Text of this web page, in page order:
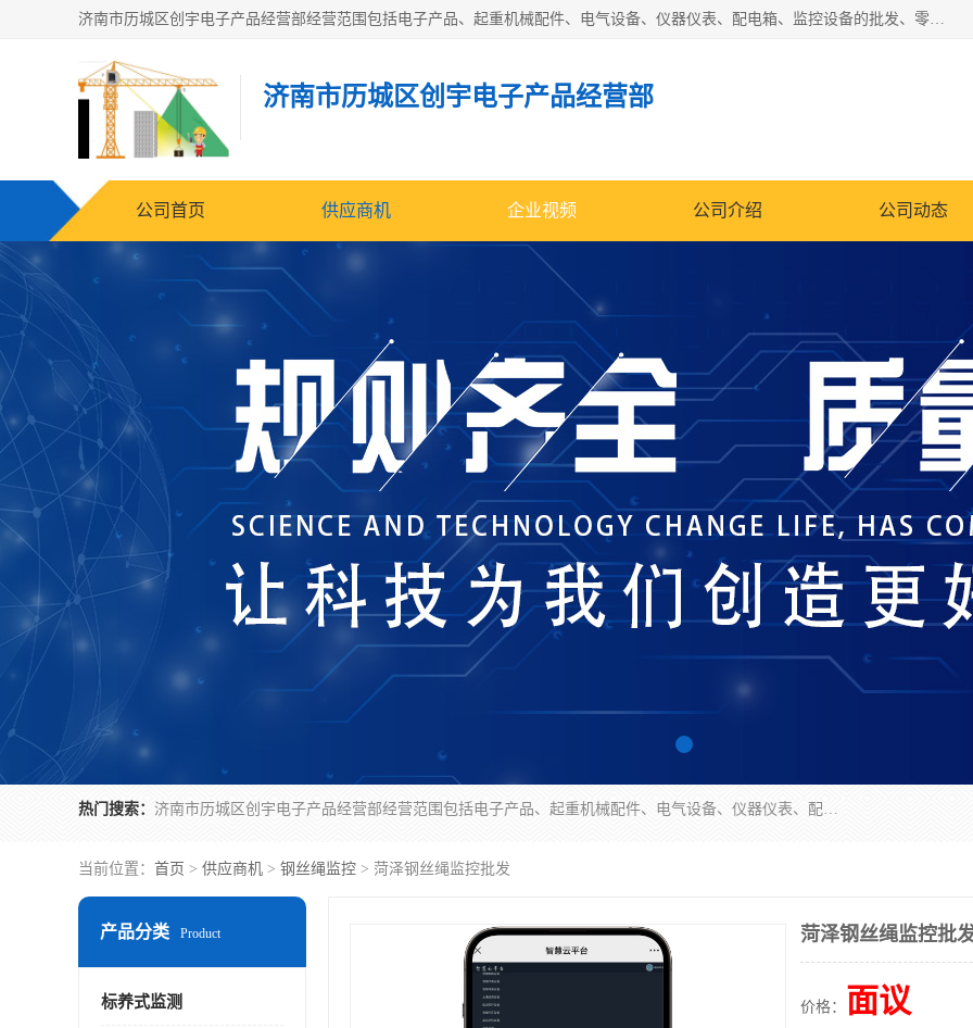
济南市历城区创宇电子产品经营部经营范围包括电子产品、起重机械配件、电气设备、仪器仪表、配电箱、监控设备的批发、零售；配电箱、仪器仪表（不含计量器）、工业自动化设备（不含特种设备、电力设备）的安装、维修。（依法须经批准的项目，经相关部门批准后方可开展经营活动）。
济南市历城区创宇电子产品经营部
公司首页 供应商机 企业视频 公司介绍 公司动态
热门搜索： 济南市历城区创宇电子产品经营部经营范围包括电子产品、起重机械配件、电气设备、仪器仪表、配电箱、监控设备的批发、零售；配电箱、仪器仪表（不含计量器）、工业自动化设备（不含特种设备、电力设备）的安装、维修。（依法须经批准的项目，经相关部门批准后方可开展经营活动）。
当前位置： 首页 > 供应商机 > 钢丝绳监控 > 菏泽钢丝绳监控批发
产品分类 Product
标养式监测
菏泽钢丝绳监控批
价格： 面议